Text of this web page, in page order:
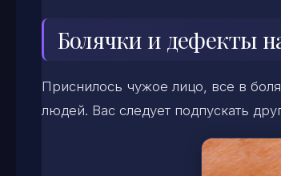
Болячки и дефекты
Приснилось чужое лицо, все в
людей. Вас следует подпускать